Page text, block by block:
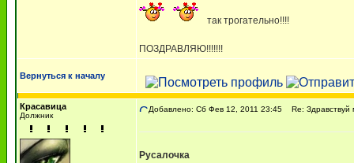
так трогательно!!!!
ПОЗДРАВЛЯЮ!!!!!!!
Вернуться к началу
Красавица
Должник
Добавлено: Сб Фев 12, 2011 23:45 Re:
Русалочка